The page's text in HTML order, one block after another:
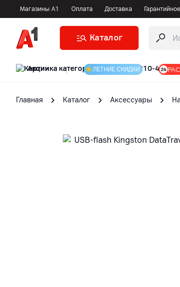
Магазины А1 Оплата Доставка
Каталог
Акции | ЛЕТНИЕ СКИДКИ
Главная Каталог Аксессуары